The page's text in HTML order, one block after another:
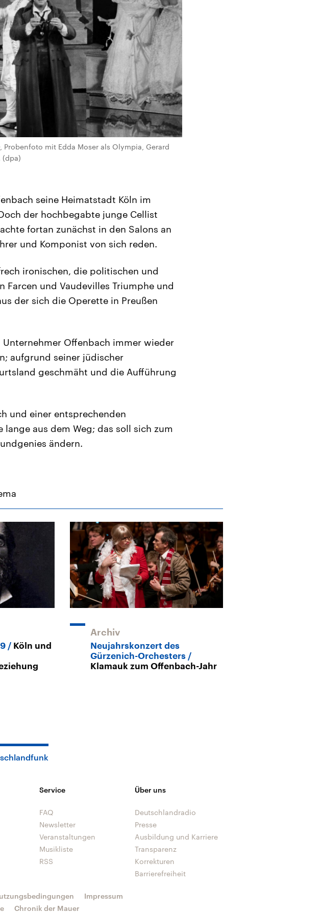
Probenfoto mit Edda Moser als Olympia, Gerard
(dpa)
seine Heimatstadt Köln im
der hochbegabte junge Cellist
fortan zunächst in den Salons an
und Komponist von sich reden.
ironischen, die politischen und
Farcen und Vaudevilles Triumphe und
der sich die Operette in Preußen
Offenbach immer wieder
aufgrund seiner jüdischer
geschmäht und die Aufführung
und einer entsprechenden
aus dem Weg; das soll sich zum
ändern.
Köln und
Archiv
Neujahrskonzert des
Gürzenich-Orchesters
Klamauk zum Offenbach-Jahr
Service
FAQ
Newsletter
Veranstaltungen
Musikliste
RSS
Über uns
Deutschlandradio
Presse
Ausbildung und Karriere
Transparenz
Korrekturen
Barrierefreiheit
Impressum
Chronik der Mauer